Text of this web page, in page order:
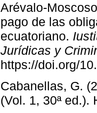
Arévalo-
pago de las
ecuatoriano.
Jurídicas y
https://doi.org/
Cabanellas, G.
(Vol. 1, 30ª ed.).